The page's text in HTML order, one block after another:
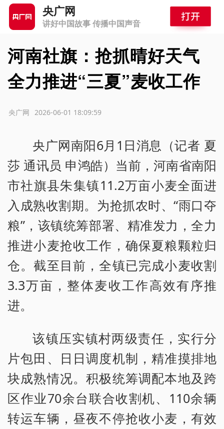
央广网
讲好中国故事 传播中国声音
河南社旗：抢抓晴好天气
全力推进“三夏”麦收工作
2026-06-01 18:09:59
央广网
央广网南阳6月1日消息（记者 夏
莎 通讯员 申鸿皓）当前，河南省南阳
市社旗县朱集镇11.2万亩小麦全面进
入成熟收割期。为抢抓农时、“雨口夺
粮”，该镇统筹部署、精准发力，全力
推进小麦抢收工作，确保夏粮颗粒归
仓。截至目前，全镇已完成小麦收割
3.3万亩，整体麦收工作高效有序推
进。
该镇压实镇村两级责任，实行分
片包田、日日调度机制，精准摸排地
块成熟情况。积极统筹调配本地及跨
区作业70余台联合收割机、110余辆
转运车辆，昼夜不停抢收小麦，有效